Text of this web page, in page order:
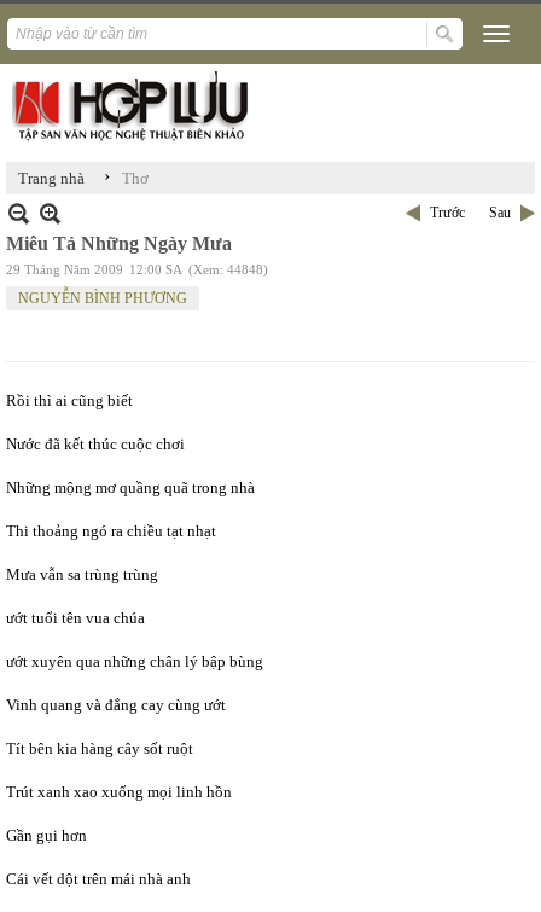
Trang nhà › Thơ
Trước Sau
Miêu Tả Những Ngày Mưa
29 Tháng Năm 2009 12:00 SA (Xem: 44848)
NGUYỄN BÌNH PHƯƠNG
Rồi thì ai cũng biết
Nước đã kết thúc cuộc chơi
Những mộng mơ quầng quã trong nhà
Thi thoảng ngó ra chiều tạt nhạt
Mưa vẫn sa trùng trùng
ướt tuổi tên vua chúa
ướt xuyên qua những chân lý bập bùng
Vinh quang và đắng cay cùng ướt
Tít bên kia hàng cây sốt ruột
Trút xanh xao xuống mọi linh hồn
Gần gụi hơn
Cái vết dột trên mái nhà anh